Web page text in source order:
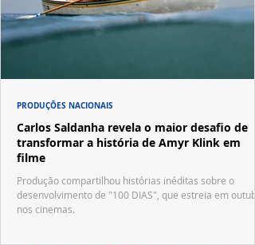
Carlos Saldanha revela o maior desafio de
transformar a história de Amyr Klink em
filme
Produção compartilhou histórias inéditas sobre o
desenvolvimento de "100 DIAS", que estreia em
nos cinemas.
PRODUÇÕES NACIONAIS